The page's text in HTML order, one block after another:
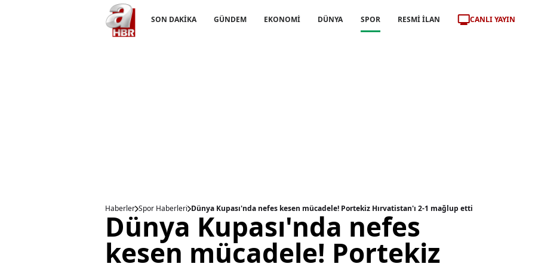
SON DAKİKA GÜNDEM EKONOMİ DÜNYA SPOR RESMİ İLAN CANLI YAYIN
Haberler Spor Haberleri Dünya Kupası'nda nefes kesen mücadele! Portekiz Hırvatistan'ı 2-1 mağlup etti
Dünya Kupası'nda nefes
kesen mücadele! Portekiz